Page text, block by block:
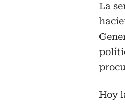
La
Hoy